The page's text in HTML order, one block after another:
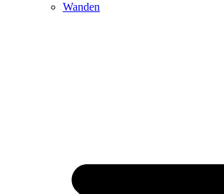
Wanden